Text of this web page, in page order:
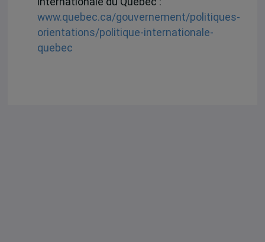
www.quebec.ca/gouvernement/politiques-
orientations/politique-internationale-
quebec